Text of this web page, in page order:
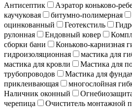
Антисептик
Аэратор коньково-
каучуковая
битумно-полимерная
оцинкованный
Геотекстиль
рулонная
Ендовный ковер
сборки бани
Коньково-карнизная
гидроизоляционная
мастика для
мастика для кровли
Мастика для
трубопроводов
Мастика для
приклеивающая
многослойная
Наличник оконный
черепица
Очиститель монтажной